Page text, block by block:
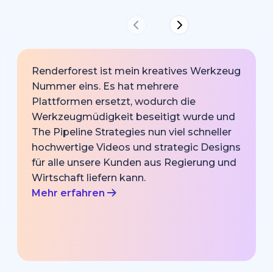
Renderforest ist mein kreatives Werkzeug
Nummer eins. Es hat mehrere
Plattformen ersetzt, wodurch die
Werkzeugmüdigkeit beseitigt wurde und
The Pipeline Strategies nun viel schneller
hochwertige Videos und strategic Designs
für alle unsere Kunden aus Regierung und
Wirtschaft liefern kann.
Mehr erfahren